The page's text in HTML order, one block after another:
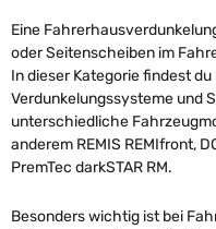
Eine
oder Seitenscheiben im
In dieser Kategorie findest
Verdunkelungssysteme und
unterschiedliche
anderem REMIS REMIfront,
PremTec darkSTAR RM.
Besonders wichtig ist bei